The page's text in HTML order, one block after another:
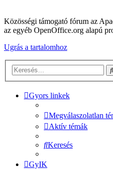
Közösségi támogató fórum az
az egyéb OpenOffice.org alapú
Ugrás a tartalomhoz
Gyors linkek
Megválaszolatlan
Aktív témák
Keresés
GyIK